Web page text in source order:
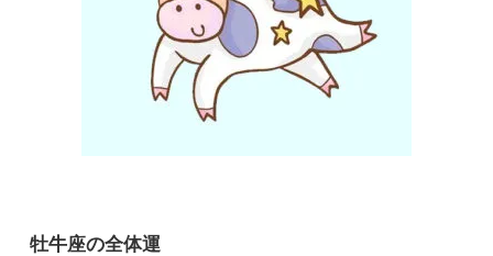
牡牛座の全体運